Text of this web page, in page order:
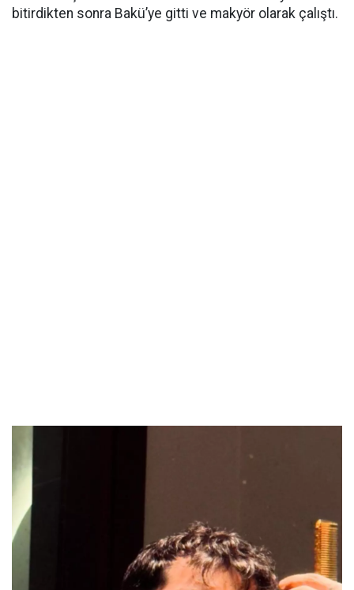
bitirdikten sonra Bakü’ye gitti ve makyör olarak çalıştı.